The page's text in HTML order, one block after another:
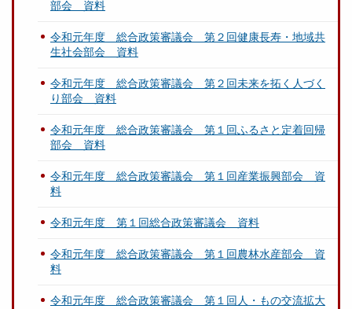
部会 資料
令和元年度 総合政策審議会 第２回健康長寿・地域共
生社会部会 資料
令和元年度 総合政策審議会 第２回未来を拓く人づく
り部会 資料
令和元年度 総合政策審議会 第１回ふるさと定着回帰
部会 資料
令和元年度 総合政策審議会 第１回産業振興部会 資
料
令和元年度 第１回総合政策審議会 資料
令和元年度 総合政策審議会 第１回農林水産部会 資
料
令和元年度 総合政策審議会 第１回人・もの交流拡大